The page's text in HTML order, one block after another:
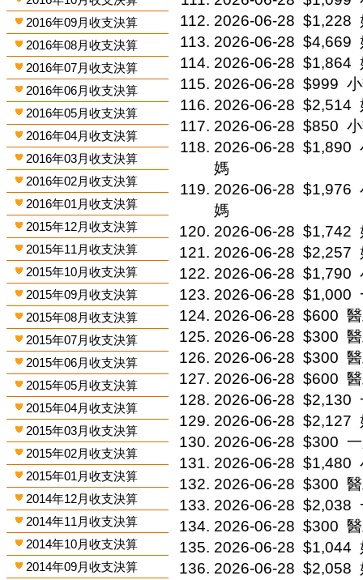
2016年09月收支決算
2016年08月收支決算
2016年07月收支決算
2016年06月收支決算
2016年05月收支決算
2016年04月收支決算
2016年03月收支決算
2016年02月收支決算
2016年01月收支決算
2015年12月收支決算
2015年11月收支決算
2015年10月收支決算
2015年09月收支決算
2015年08月收支決算
2015年07月收支決算
2015年06月收支決算
2015年05月收支決算
2015年04月收支決算
2015年03月收支決算
2015年02月收支決算
2015年01月收支決算
2014年12月收支決算
2014年11月收支決算
2014年10月收支決算
2014年09月收支決算
2026-06-28 $1,228
2026-06-28 $4,669
2026-06-28 $1,864
2026-06-28 $999
2026-06-28 $2,514
2026-06-28 $850
2026-06-28 $1,890
媽
2026-06-28 $1,976
媽
2026-06-28 $1,742
2026-06-28 $2,257
2026-06-28 $1,790
2026-06-28 $1,000
2026-06-28 $600
2026-06-28 $300
2026-06-28 $300
2026-06-28 $600
2026-06-28 $2,130
2026-06-28 $2,127
2026-06-28 $300
2026-06-28 $1,480
2026-06-28 $300
2026-06-28 $2,038
2026-06-28 $300
2026-06-28 $1,044
2026-06-28 $2,058